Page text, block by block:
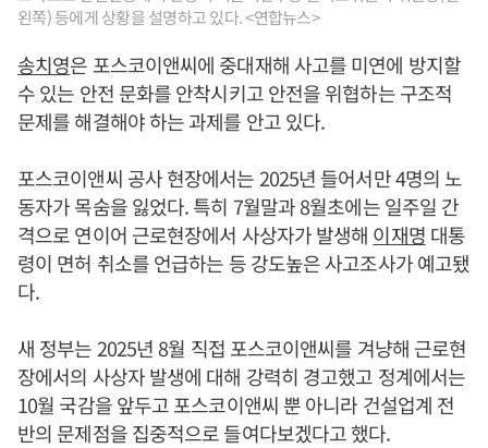
왼쪽) 등에게 상황을 설명하고 있다. <연합뉴스>
송치영은 포스코이앤씨에 중대재해 사고를 미연에 방지할
수 있는 안전 문화를 안착시키고 안전을 위협하는 구조적
문제를 해결해야 하는 과제를 안고 있다.
포스코이앤씨 공사 현장에서는 2025년 들어서만 4명의 노
동자가 목숨을 잃었다. 특히 7월말과 8월초에는 일주일 간
격으로 연이어 근로현장에서 사상자가 발생해 이재명 대통
령이 면허 취소를 언급하는 등 강도높은 사고조사가 예고됐
다.
새 정부는 2025년 8월 직접 포스코이앤씨를 겨냥해 근로현
장에서의 사상자 발생에 대해 강력히 경고했고 정계에서는
10월 국감을 앞두고 포스코이앤씨 뿐 아니라 건설업계 전
반의 문제점을 집중적으로 들여다보겠다고 했다.